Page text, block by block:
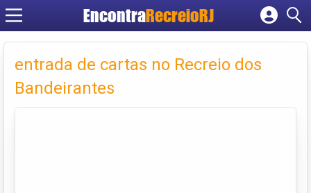
EncontraRecreioRJ
Cadastrar empresa
Criar conta
entrada de cartas no Recreio dos
Bandeirantes